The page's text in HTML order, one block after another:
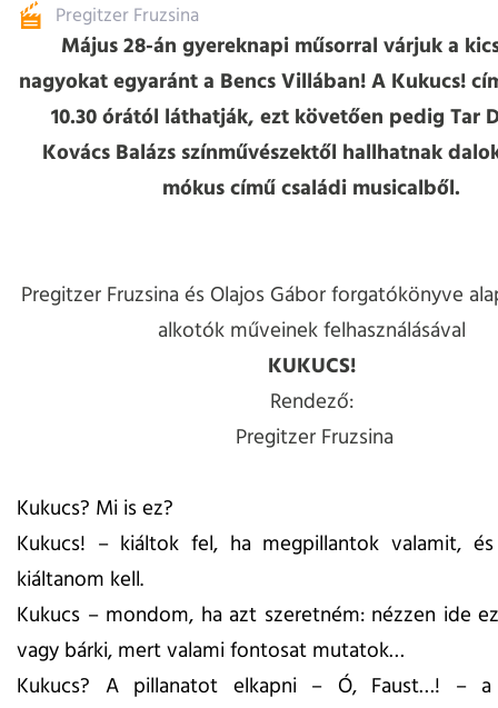
Pregitzer Fruzsina
Május 28-án gyereknapi műsorral várjuk a
nagyokat egyaránt a Bencs Villában! A Kukucs!
10.30 órától láthatják, ezt követően pedig Tar
Kovács Balázs színművészektől hallhatnak
mókus című családi musicalből.
Pregitzer Fruzsina és Olajos Gábor forgatókönyve
alkotók műveinek felhasználásával
KUKUCS!
Rendező:
Pregitzer Fruzsina
Kukucs? Mi is ez?
Kukucs! – kiáltok fel, ha megpillantok valamit,
kiáltanom kell.
Kukucs – mondom, ha azt szeretném: nézzen ide
vagy bárki, mert valami fontosat mutatok…
Kukucs? A pillanatot elkapni – Ó, Faust…! – a